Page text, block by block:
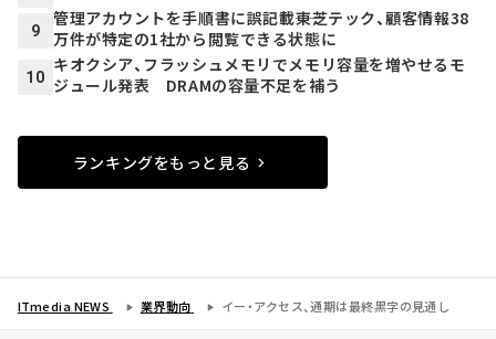
9
管理アカウントを手順書に誤記載――東芝テック、顧客情報38
万件が特定の1社から閲覧できる状態に
10
キオクシア、フラッシュメモリでメモリ容量を増やせるモ
ジュール発表 DRAMの容量不足を補う
ランキングをもっと見る
ITmedia NEWS 業界動向 イー・アクセス、通期は最終黒字の見通し